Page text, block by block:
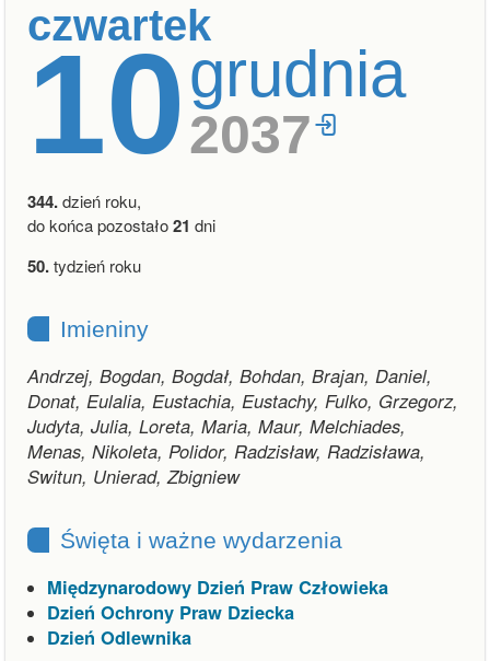
czwartek
10grudnia
2037
344.dzień roku,
do końca pozostało21 dni
50.tydzień roku
Imieniny
Andrzej, Bogdan, Bogdał, Bohdan, Brajan, Daniel,
Donat, Eulalia, Eustachia, Eustachy, Fulko, Grzegorz,
Judyta, Julia, Loreta, Maria, Maur, Melchiades,
Menas, Nikoleta, Polidor, Radzisław, Radzisława,
Switun, Unierad, Zbigniew
Święta i ważne wydarzenia
Międzynarodowy Dzień Praw Człowieka
Dzień Ochrony Praw Dziecka
Dzień Odlewnika